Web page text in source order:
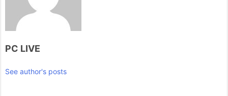
PC LIVE
See author's posts